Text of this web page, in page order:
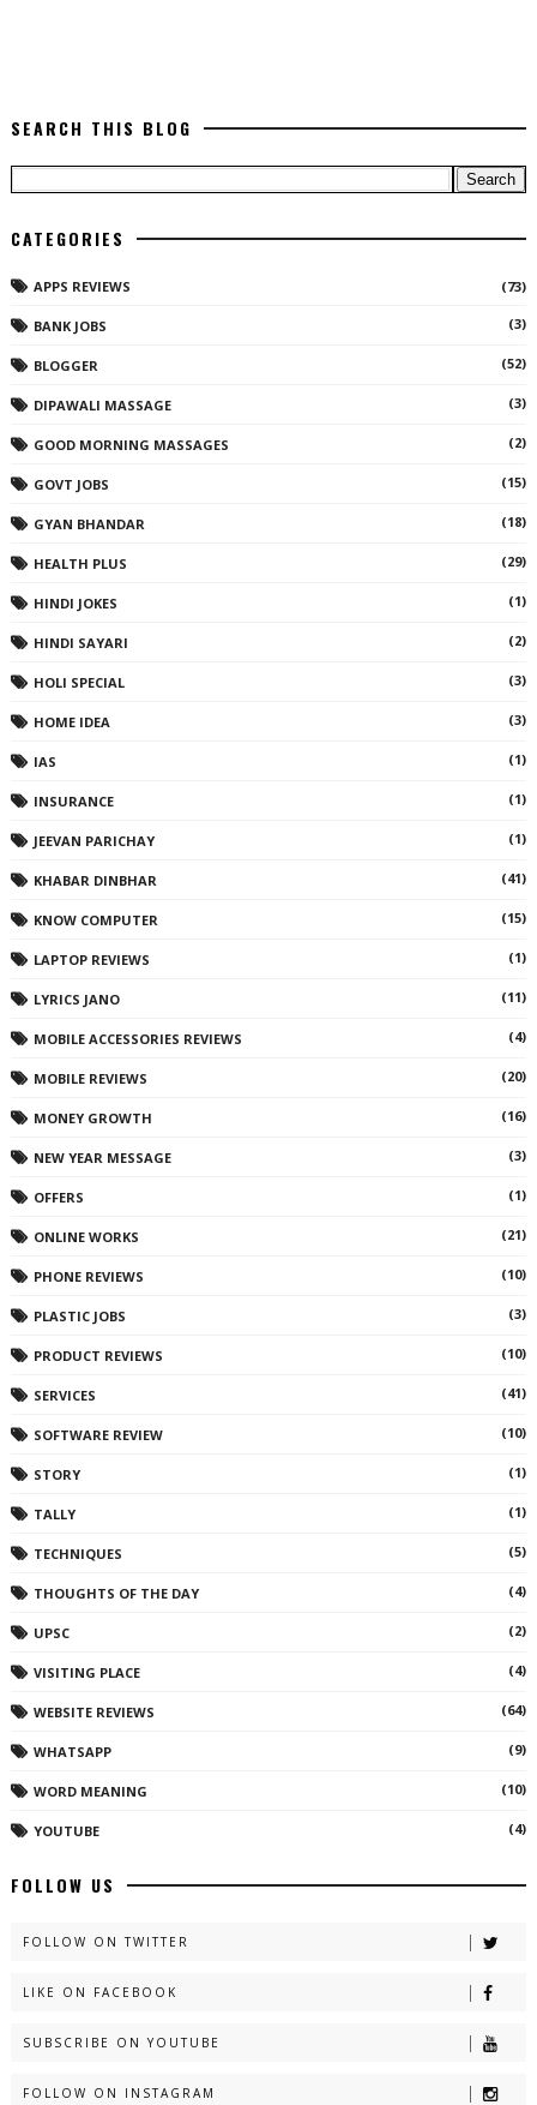
SEARCH THIS BLOG
CATEGORIES
APPS REVIEWS (73)
BANK JOBS (3)
BLOGGER (52)
DIPAWALI MASSAGE (3)
GOOD MORNING MASSAGES (2)
GOVT JOBS (15)
GYAN BHANDAR (18)
HEALTH PLUS (29)
HINDI JOKES (1)
HINDI SAYARI (2)
HOLI SPECIAL (3)
HOME IDEA (3)
IAS (1)
INSURANCE (1)
JEEVAN PARICHAY (1)
KHABAR DINBHAR (41)
KNOW COMPUTER (15)
LAPTOP REVIEWS (1)
LYRICS JANO (11)
MOBILE ACCESSORIES REVIEWS (4)
MOBILE REVIEWS (20)
MONEY GROWTH (16)
NEW YEAR MESSAGE (3)
OFFERS (1)
ONLINE WORKS (21)
PHONE REVIEWS (10)
PLASTIC JOBS (3)
PRODUCT REVIEWS (10)
SERVICES (41)
SOFTWARE REVIEW (10)
STORY (1)
TALLY (1)
TECHNIQUES (5)
THOUGHTS OF THE DAY (4)
UPSC (2)
VISITING PLACE (4)
WEBSITE REVIEWS (64)
WHATSAPP (9)
WORD MEANING (10)
YOUTUBE (4)
FOLLOW US
FOLLOW ON TWITTER
LIKE ON FACEBOOK
SUBSCRIBE ON YOUTUBE
FOLLOW ON INSTAGRAM